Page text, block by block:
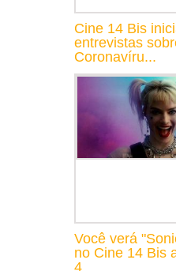
Cine 14 Bis
entrevistas
Coronavíru...
Você verá
no Cine 14 Bis
4